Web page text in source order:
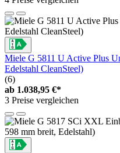
Miele G 5811 U Active Plus
Edelstahl CleanSteel)
(6)
ab 1.038,95 €*
3 Preise vergleichen